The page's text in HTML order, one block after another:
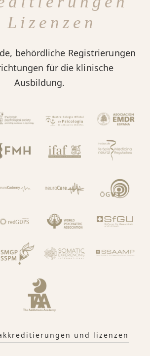
Lizenzen
behördliche Registrierungen
für die klinische
Ausbildung.
und lizenzen